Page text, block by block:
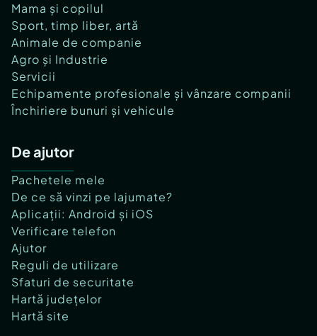
Mama și copilul
Sport, timp liber, artă
Animale de companie
Agro și Industrie
Servicii
Echipamente profesionale și vânzare companii
Închiriere bunuri și vehicule
De ajutor
Pachetele mele
De ce să vinzi pe lajumate?
Aplicații: Android și iOS
Verificare telefon
Ajutor
Reguli de utilizare
Sfaturi de securitate
Hartă județelor
Hartă site